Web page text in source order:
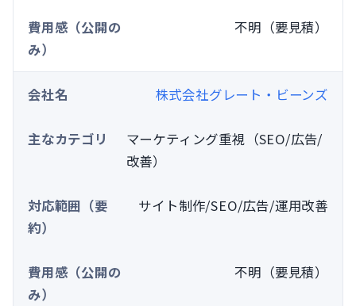
不明（要見積）
株式会社グレート・ビーンズ
マーケティング重視（SEO/広告/
改善）
サイト制作/SEO/広告/運用改善
不明（要見積）